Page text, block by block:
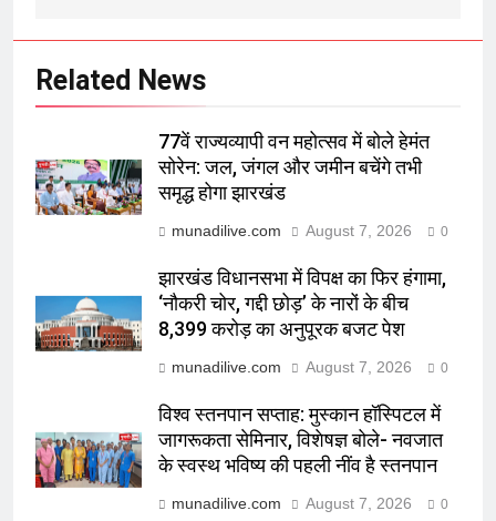
Related News
77वें राज्यव्यापी वन महोत्सव में बोले हेमंत
सोरेन: जल, जंगल और जमीन बचेंगे तभी
समृद्ध होगा झारखंड
munadilive.com August 7, 2026 0
झारखंड विधानसभा में विपक्ष का फिर हंगामा,
‘नौकरी चोर, गद्दी छोड़’ के नारों के बीच
8,399 करोड़ का अनुपूरक बजट पेश
munadilive.com August 7, 2026 0
विश्व स्तनपान सप्ताह: मुस्कान हॉस्पिटल में
जागरूकता सेमिनार, विशेषज्ञ बोले- नवजात
के स्वस्थ भविष्य की पहली नींव है स्तनपान
munadilive.com August 7, 2026 0